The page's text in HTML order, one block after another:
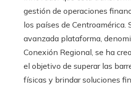
gestión de operaciones
los países de Centroamérica.
avanzada plataforma,
Conexión Regional, se ha
el objetivo de superar las
físicas y brindar soluciones